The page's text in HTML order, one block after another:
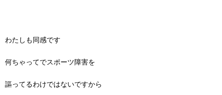
わたしも同感です
何ちゃってでスポーツ障害を
謳ってるわけではないですから